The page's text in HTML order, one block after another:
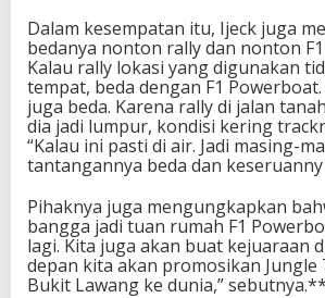
Dalam kesempatan itu, Ijeck juga
bedanya nonton rally dan nonton
Kalau rally lokasi yang digunakan
tempat, beda dengan F1
juga beda. Karena rally di jalan
dia jadi lumpur, kondisi kering
“Kalau ini pasti di air. Jadi masing-
tantangannya beda dan keseruanny
Pihaknya juga mengungkapkan
bangga jadi tuan rumah F1
lagi. Kita juga akan buat kejuaraan
depan kita akan promosikan Jungle
Bukit Lawang ke dunia,”